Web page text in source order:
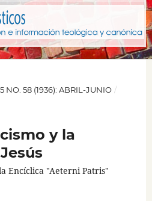
NO. 58 (1936): ABRIL-JUNIO /
y la
Encíclica "Aeterni Patris"